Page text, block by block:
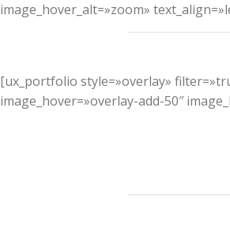
image_hover_alt=»zoom»
[ux_portfolio style=»overlay»
image_hover=»overlay-add-50″